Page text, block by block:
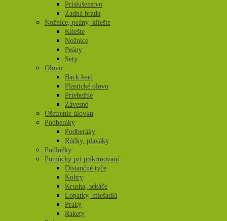
Príslušenstvo
Zadná brzda
Nožnice, peány, kliešte
Kliešte
Nožnice
Peány
Sety
Olovo
Back lead
Plastické olovo
Priebežné
Závesné
Ošetrenie úlovku
Podberáky
Podberáky
Rúčky, plaváky
Podložky
Pomôcky pri prikrmovaní
Distančné tyče
Kobry
Krusha, sekáče
Lopatky, miešadlá
Praky
Rakety